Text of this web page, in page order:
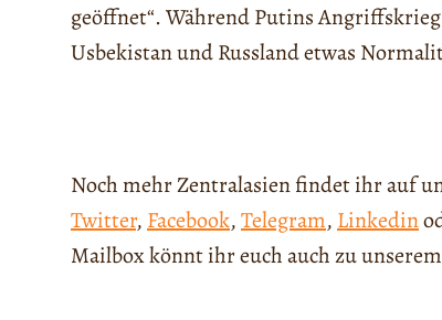
geöffnet“. Während Putins
Usbekistan und Russland etwas
Noch mehr Zentralasien findet ihr auf
Twitter, Facebook,Telegram, Linkedin
Mailbox könnt ihr euch auch zu unserem